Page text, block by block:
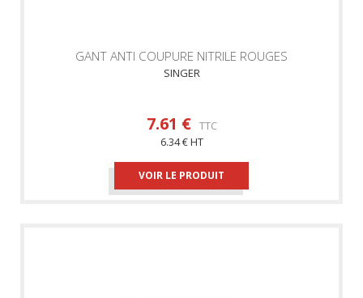
GANT ANTI COUPURE NITRILE ROUGES
SINGER
7.61 € TTC
6.34 € HT
VOIR LE PRODUIT